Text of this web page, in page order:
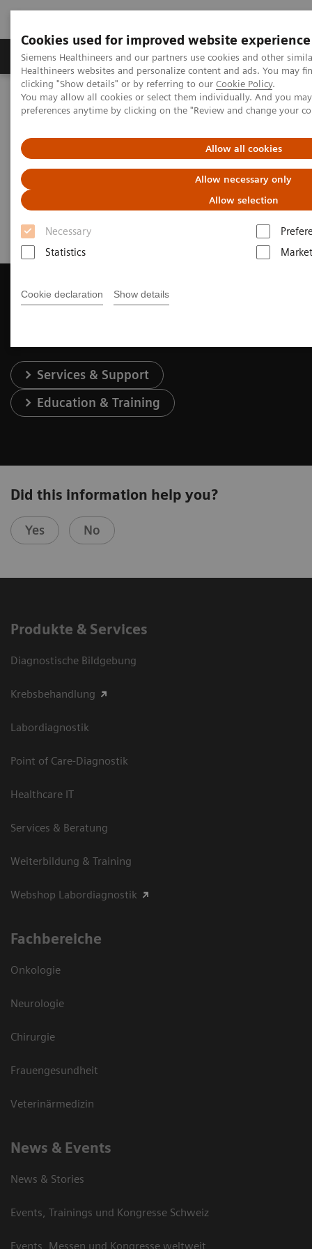
Cookies used for improved website experience
Siemens Healthineers and our partners use cookies and other
Healthineers websites and personalize content and ads. You may
clicking "Show details" or by referring to our Cookie Policy.
You may allow all cookies or select them individually. And you
preferences anytime by clicking on the "Review and change your
Allow all cookies
Allow necessary only
Allow selection
Necessary
Statistics
Cookie declaration Show details
Produkte & Services Fachbereiche
Home
Labordiagnostik
Assays nach Krankheiten und Erkrankungen geordnet
Infectious Disease Assays
Webinars
Services & Support
Education & Training
Did this information help you?
Yes No
Produkte & Services
Diagnostische Bildgebung
Krebsbehandlung
Labordiagnostik
Point of Care-Diagnostik
Healthcare IT
Services & Beratung
Weiterbildung & Training
Webshop Labordiagnostik
Fachbereiche
Onkologie
Neurologie
Chirurgie
Frauengesundheit
Veterinärmedizin
News & Events
News & Stories
Events, Trainings und Kongresse Schweiz
Events, Messen und Kongresse weltweit